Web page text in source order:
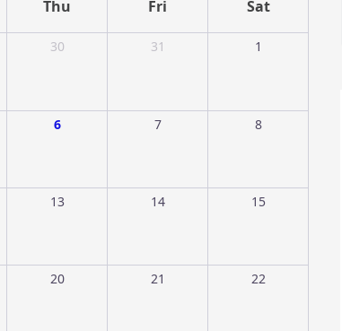
Thu Fri Sat
30 31 1
6 7 8
13 14 15
20 21 22